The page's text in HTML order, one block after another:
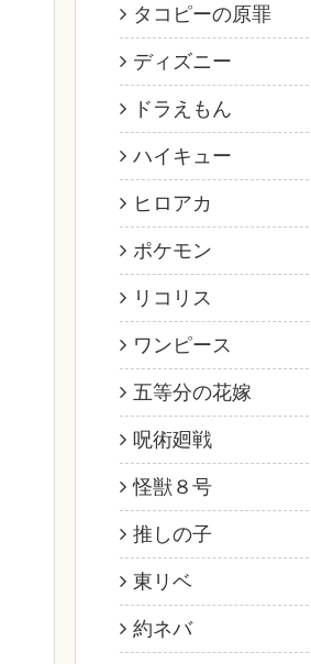
タコピーの原罪
ディズニー
ドラえもん
ハイキュー
ヒロアカ
ポケモン
リコリス
ワンピース
五等分の花嫁
呪術廻戦
怪獣８号
推しの子
東リベ
約ネバ